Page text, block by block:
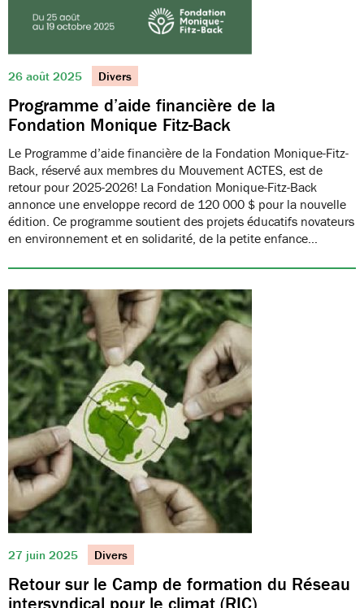
26 août 2025 Divers
Programme d’aide financière de la
Fondation Monique Fitz-Back
Le Programme d’aide financière de la Fondation Monique-Fitz-
Back, réservé aux membres du Mouvement ACTES, est de
retour pour 2025-2026! La Fondation Monique-Fitz-Back
annonce une enveloppe record de 120 000 $ pour la nouvelle
édition. Ce programme soutient des projets éducatifs novateurs
en environnement et en solidarité, de la petite enfance…
27 juin 2025 Divers
Retour sur le Camp de formation du Réseau
intersyndical pour le climat (RIC)